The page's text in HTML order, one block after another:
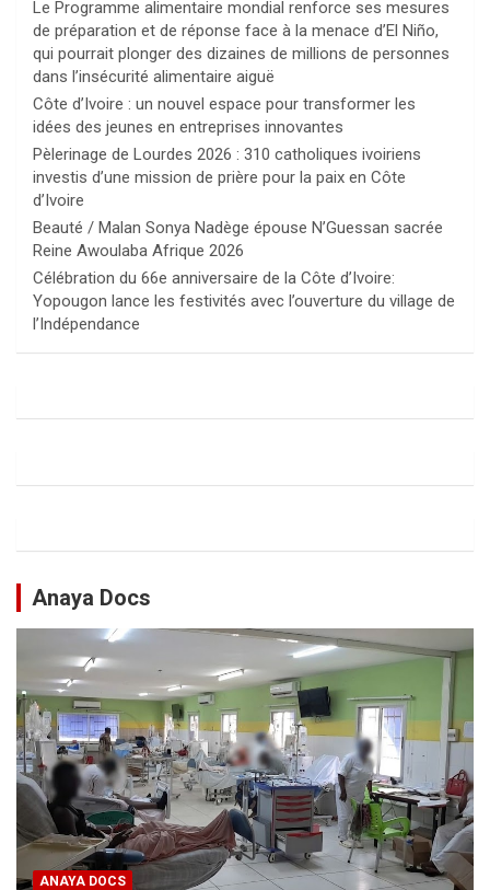
Le Programme alimentaire mondial renforce ses mesures
de préparation et de réponse face à la menace d’El Niño,
qui pourrait plonger des dizaines de millions de personnes
dans l’insécurité alimentaire aiguë
Côte d’Ivoire : un nouvel espace pour transformer les
idées des jeunes en entreprises innovantes
Pèlerinage de Lourdes 2026 : 310 catholiques ivoiriens
investis d’une mission de prière pour la paix en Côte
d’Ivoire
Beauté / Malan Sonya Nadège épouse N’Guessan sacrée
Reine Awoulaba Afrique 2026
Célébration du 66e anniversaire de la Côte d’Ivoire:
Yopougon lance les festivités avec l’ouverture du village de
l’Indépendance
Anaya Docs
ANAYA DOCS